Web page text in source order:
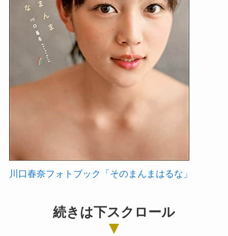
川口春奈フォトブック「そのまんまはるな」
続きは下スクロール